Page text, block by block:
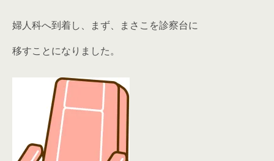
婦人科へ到着し、まず、まさこを診察台に
移すことになりました。